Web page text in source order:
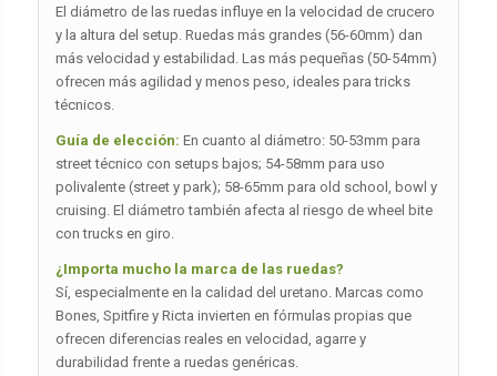
El diámetro de las ruedas influye en la velocidad de crucero
y la altura del setup. Ruedas más grandes (56-60mm) dan
más velocidad y estabilidad. Las más pequeñas (50-54mm)
ofrecen más agilidad y menos peso, ideales para tricks
técnicos.
Guía de elección: En cuanto al diámetro: 50-53mm para
street técnico con setups bajos; 54-58mm para uso
polivalente (street y park); 58-65mm para old school, bowl y
cruising. El diámetro también afecta al riesgo de wheel bite
con trucks en giro.
¿Importa mucho la marca de las ruedas?
Sí, especialmente en la calidad del uretano. Marcas como
Bones, Spitfire y Ricta invierten en fórmulas propias que
ofrecen diferencias reales en velocidad, agarre y
durabilidad frente a ruedas genéricas.